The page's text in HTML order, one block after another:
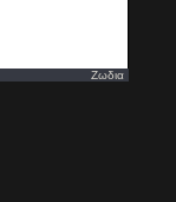
Ζωδια